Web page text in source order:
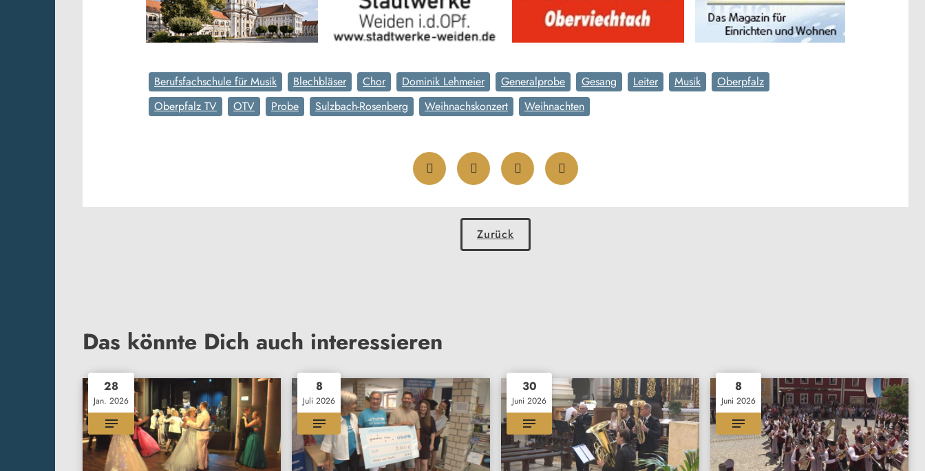
Berufsfachschule für Musik Blechbläser Chor Dominik Lehmeier Generalprobe Gesang Leiter Musik
Oberpfalz
Oberpfalz TV
OTV Probe Sulzbach-Rosenberg Weihnachskonzert Weihnachten
Zurück
Das könnte Dich auch interessieren
28
Jan. 2026
8
Juli 2026
30
Juni 2026
8
Juni 2026